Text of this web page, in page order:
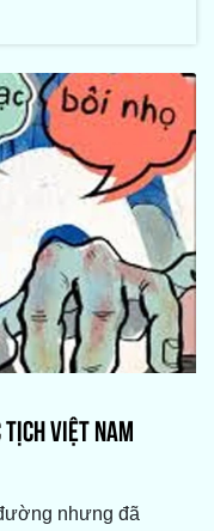
TỊCH VIỆT NAM
nhưng đã